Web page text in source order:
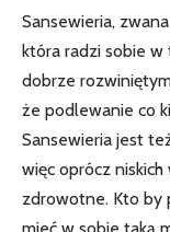
Sansewieria,
która radzi sobie w‍
dobrze
‌że podlewanie co
Sansewieria jest
więc oprócz
zdrowotne. Kto by